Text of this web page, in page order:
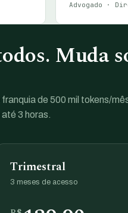
Advogado ·
Muda
de 500 mil tokens/
3 horas.
Trimestral
3 meses de acesso